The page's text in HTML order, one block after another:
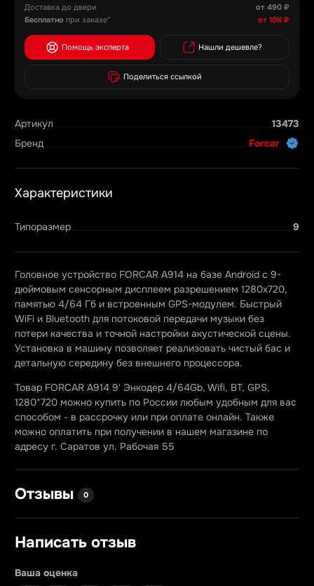
Артикул
13473
Бренд
Forcar
Характеристики
Типоразмер 9
Головное устройство FORCAR A914 на базе Android c 9-
дюймовым сенсорным дисплеем разрешением 1280x720,
памятью 4/64 Гб и встроенным GPS-модулем. Быстрый
WiFi и Bluetooth для потоковой передачи музыки без
потери качества и точной настройки акустической сцены.
Установка в машину позволяет реализовать чистый бас и
детальную середину без внешнего процессора.
Товар FORCAR A914 9' Энкодер 4/64Gb, Wifi, BT, GPS,
1280*720 можно купить по России любым удобным для вас
способом - в рассрочку или при оплате онлайн. Также
можно оплатить при получении в нашем магазине по
адресу г. Саратов ул. Рабочая 55
Отзывы 0
Написать отзыв
Ваша оценка
Доставка до двери
от 490 ₽
Бесплатно при заказе* от 10К ₽
Помощь эксперта Нашли дешевле?
Поделиться ссылкой